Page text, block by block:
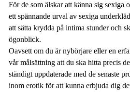
För de som älskar att känna sig sexiga
ett spännande urval av sexiga
att sätta krydda på intima stunder och
ögonblick.
Oavsett om du är nybörjare eller en
vår målsättning att du ska hitta precis
ständigt uppdaterade med de senaste
inom erotik för att kunna erbjuda dig